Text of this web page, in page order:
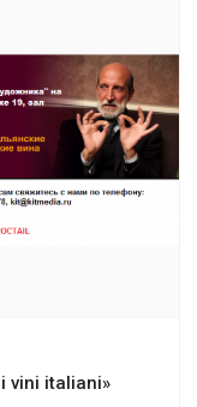
vini italiani»